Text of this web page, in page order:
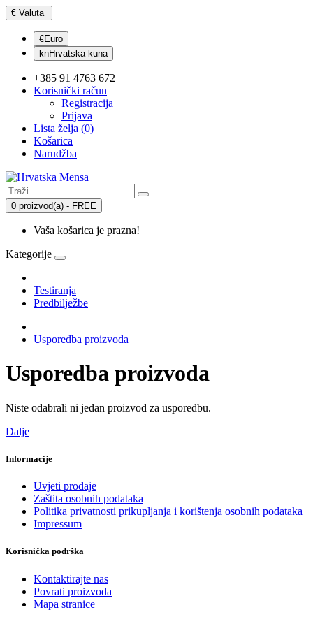
€ Valuta
€Euro
knHrvatska kuna
+385 91 4763 672
Korisnički račun
Registracija
Prijava
Lista želja (0)
Košarica
Narudžba
0 proizvod(a) - FREE
Vaša košarica je prazna!
Kategorije
Testiranja
Predbilježbe
Usporedba proizvoda
Usporedba proizvoda
Niste odabrali ni jedan proizvod za usporedbu.
Dalje
Informacije
Uvjeti prodaje
Zaštita osobnih podataka
Politika privatnosti prikupljanja i korištenja osobnih podataka
Impressum
Korisnička podrška
Kontaktirajte nas
Povrati proizvoda
Mapa stranice